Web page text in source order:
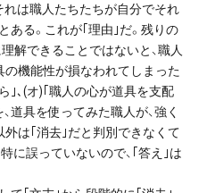
は職人たちたちが自分でそれ
ある。これが｢理由｣だ。残りの
解できることではないと、職人
の機能性が損なわれてしまった
｣､(オ)｢職人の心が道具を支配
道具を使ってみた職人が、強く
外は｢消去｣だと判別できなくて
に誤っていないので、｢答え｣は